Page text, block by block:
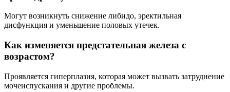
Могут возникнуть снижение либидо, эректильная
дисфункция и уменьшение половых утечек.
Как изменяется предстательная железа с
возрастом?
Проявляется гиперплазия, которая может вызвать затруднение
мочеиспускания и другие проблемы.